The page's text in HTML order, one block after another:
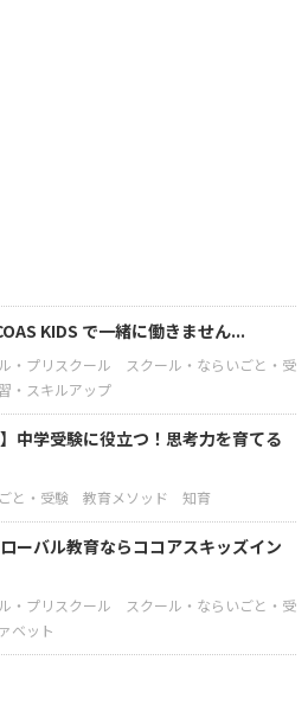
KIDS で一緒に働きません...
・プリスクール
スクール・ならいごと・受
・スキルアップ
】中学受験に役立つ！思考力を育てる
と・受験 教育メソッド 知育
ーバル教育ならココアスキッズイン
・プリスクール
スクール・ならいごと・受
ベット